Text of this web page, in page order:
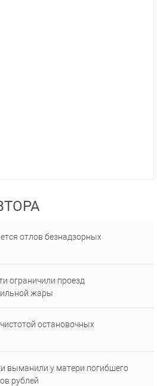
отлов безнадзорных
ограничили проезд
жары
остановочных
выманили у матери погибшего
рублей